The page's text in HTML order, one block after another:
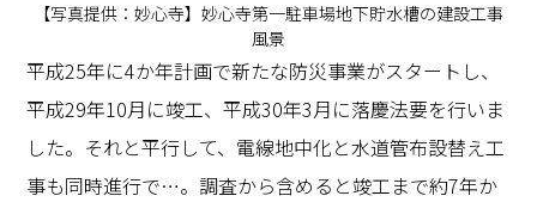
【写真提供：妙心寺】妙心寺第一駐車場地下貯水槽の建設工事
風景
平成25年に4か年計画で新たな防災事業がスタートし、
平成29年10月に竣工、平成30年3月に落慶法要を行いま
した。それと平行して、電線地中化と水道管布設替え工
事も同時進行で…。調査から含めると竣工まで約7年か